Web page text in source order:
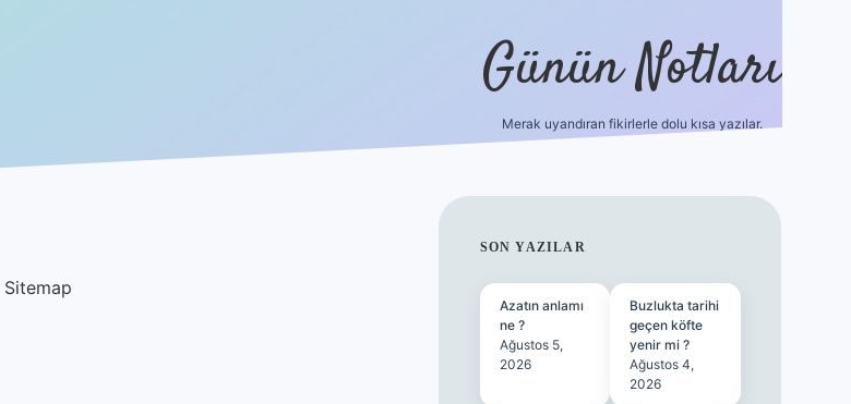
Günün Notları
Merak uyandıran fikirlerle dolu kısa yazılar.
Sitemap
SIDEBAR
SON YAZILAR
Azatın anlamı
ne ?
Ağustos 5,
2026
Buzlukta tarihi
geçen köfte
yenir mi ?
Ağustos 4,
2026
https://